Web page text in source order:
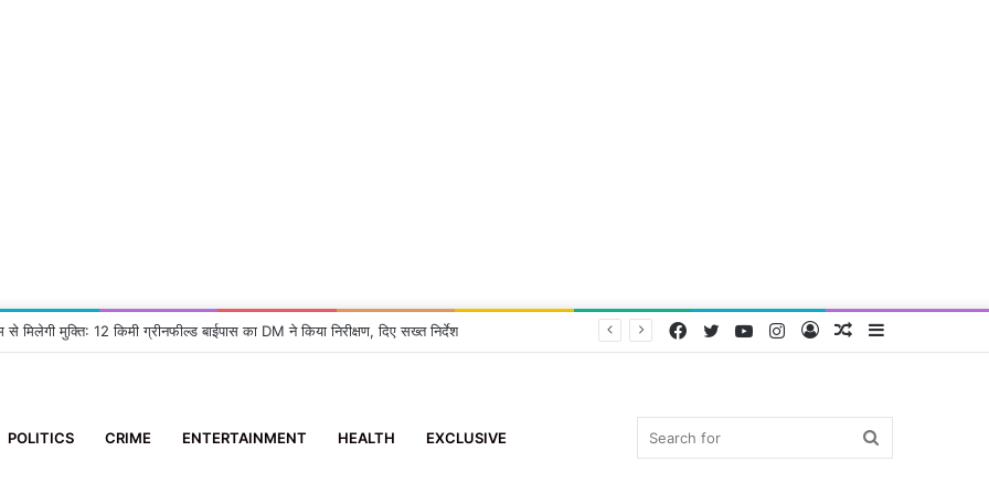
मिलेगी मुक्ति: 12 किमी ग्रीनफील्ड बाईपास का DM ने किया निरीक्षण, दिए सख्त निर्देश
Random
Log
Instagram
YouTube
Twitter
Facebook
POLITICS CRIME ENTERTAINMENT HEALTH EXCLUSIVE